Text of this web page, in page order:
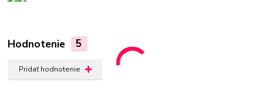
Hodnotenie 5
Pridať hodnotenie